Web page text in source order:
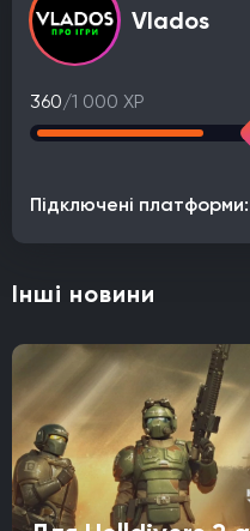
Vlados
360/1 000 XP
Підключені платформи:
Інші новини